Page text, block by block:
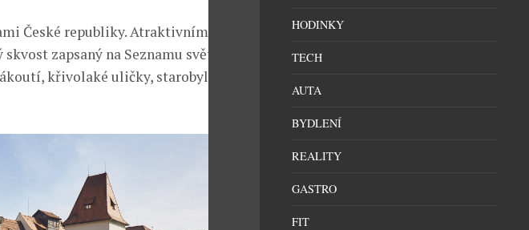
České republiky. Atraktivním cílem
zapsaný na Seznamu světového
křivolaké uličky, starobylé
HODINKY
TECH
AUTA
BYDLENÍ
REALITY
GASTRO
FIT